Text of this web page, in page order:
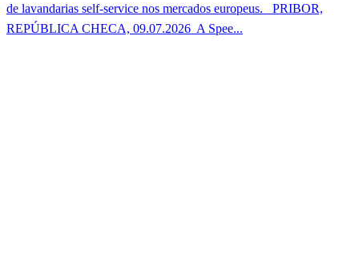
de lavandarias self-service nos mercados europeus. PRIBOR,
REPÚBLICA CHECA, 09.07.2026  A Spee...